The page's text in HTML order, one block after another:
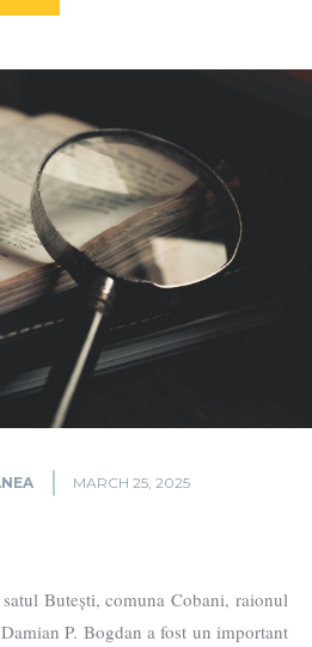
MARCH 25, 2025
Butești, comuna Cobani, raionul
P. Bogdan a fost un important